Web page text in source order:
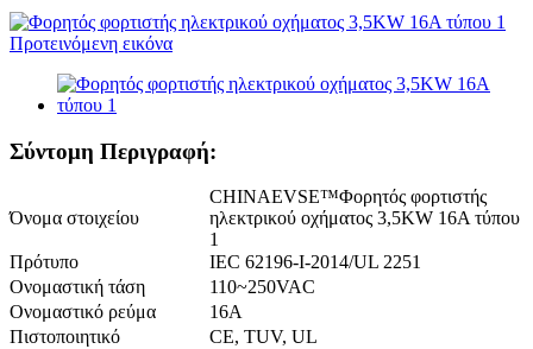
Σύντομη Περιγραφή:
Όνομα στοιχείου
CHINAEVSE™️Φορητός φορτιστής
ηλεκτρικού οχήματος 3,5KW 16A τύπου
1
Πρότυπο
IEC 62196-I-2014/UL 2251
Ονομαστική τάση
110~250VAC
Ονομαστικό ρεύμα
16Α
Πιστοποιητικό
CE, TUV, UL